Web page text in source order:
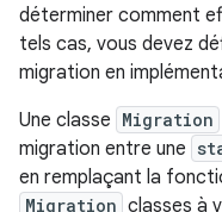
déterminer comment
tels cas, vous devez
migration en
Une classe Migration
migration entre une
en remplaçant la
Migration classes à